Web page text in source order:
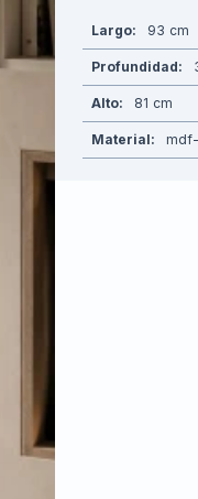
Largo 93
Profundidad
Alto 81
Material